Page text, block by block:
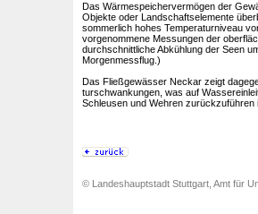
Das Wärmespeichervermögen der
Objekte oder Landschaftselemente
sommerlich hohes Temperaturniveau
vorgenommene Messungen der
durchschnittliche Abkühlung der Seen
Morgenmessflug.)
Das Fließgewässer Neckar zeigt
turschwankungen, was auf
Schleusen und Wehren zurückzuführen
© Landeshauptstadt Stuttgart, Amt für